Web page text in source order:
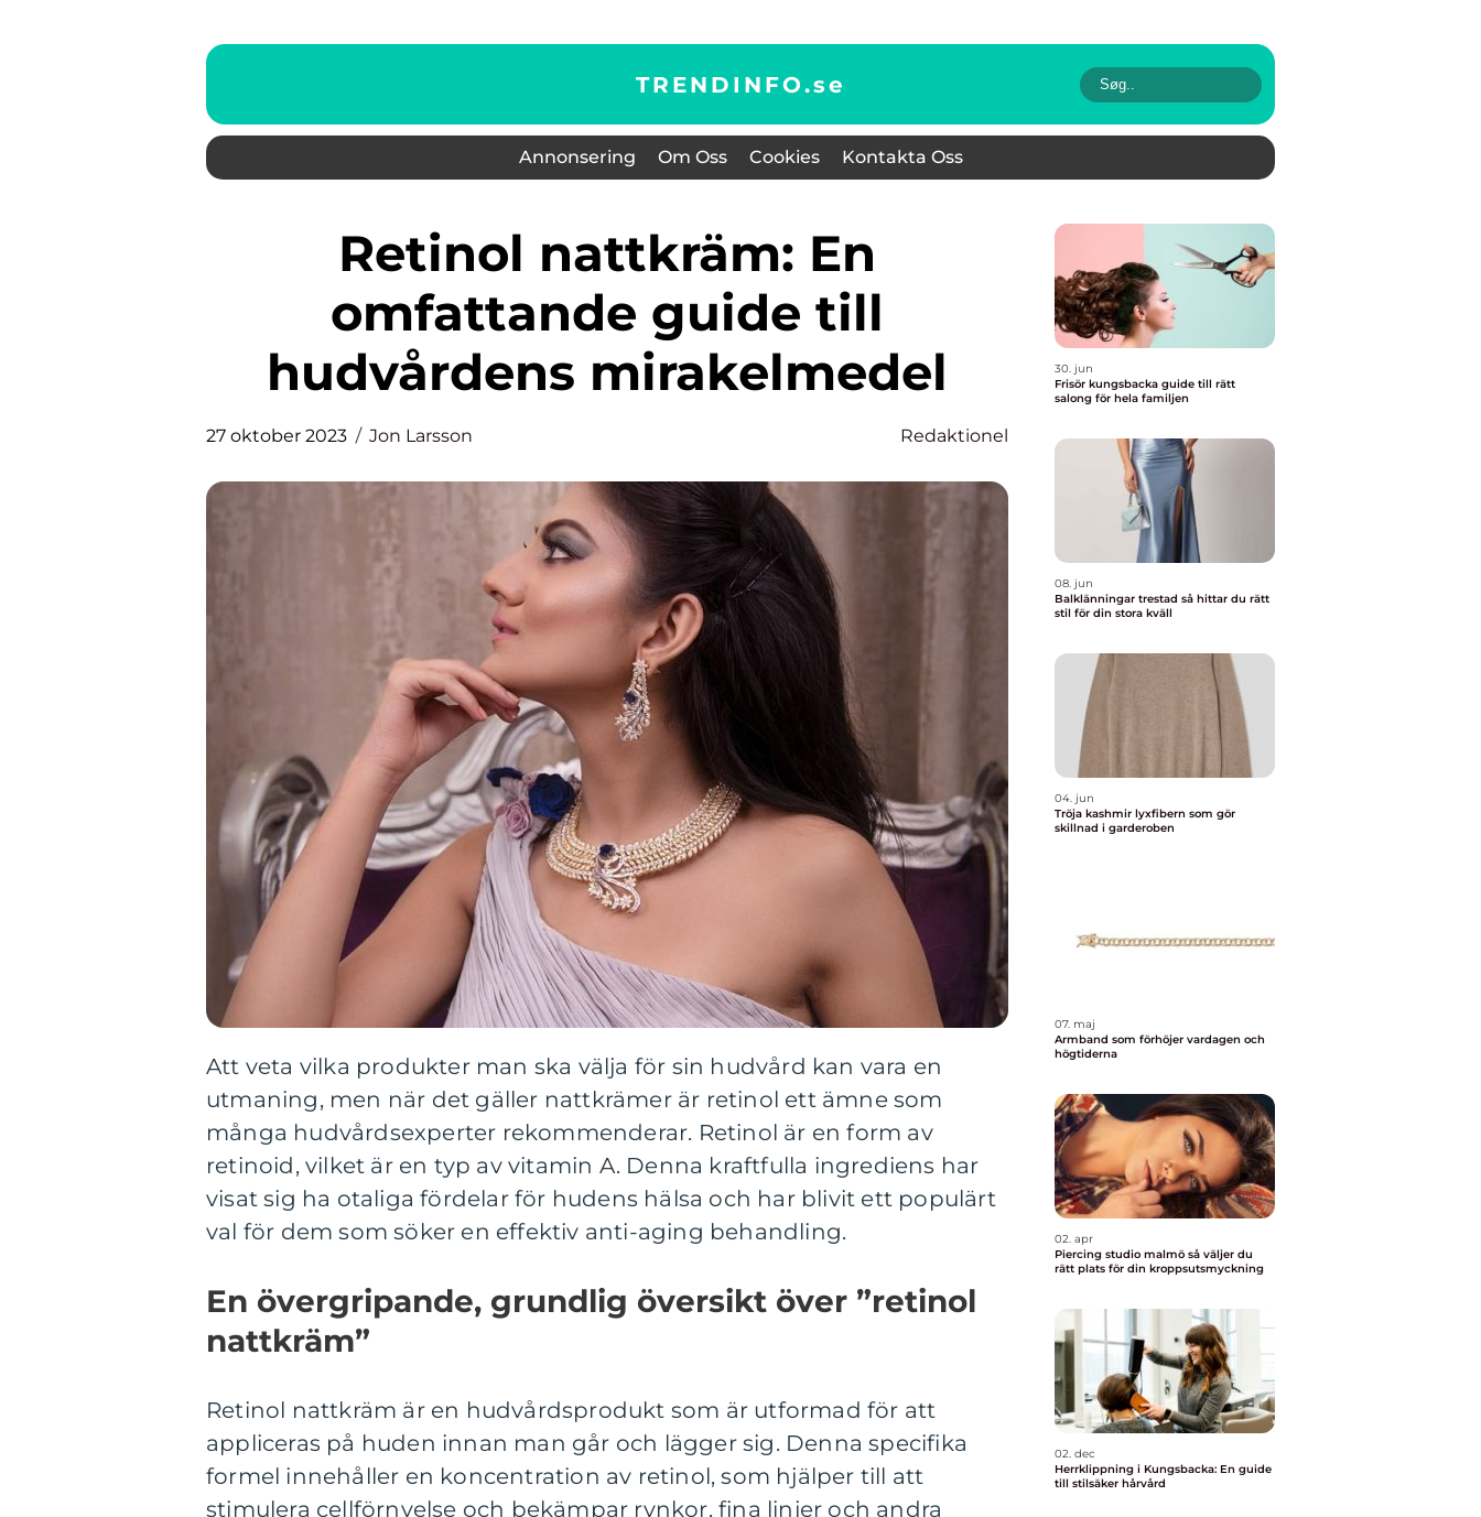
TRENDINFO.se
Annonsering Om Oss Cookies Kontakta Oss
Retinol nattkräm: En
omfattande guide till
hudvårdens mirakelmedel
27 oktober 2023 Jon Larsson Redaktionel
Att veta vilka produkter man ska välja för sin hudvård kan vara en
utmaning, men när det gäller nattkrämer är retinol ett ämne som
många hudvårdsexperter rekommenderar. Retinol är en form av
retinoid, vilket är en typ av vitamin A. Denna kraftfulla ingrediens har
visat sig ha otaliga fördelar för hudens hälsa och har blivit ett populärt
val för dem som söker en effektiv anti-aging behandling.
En övergripande, grundlig översikt över ”retinol
nattkräm”
Retinol nattkräm är en hudvårdsprodukt som är utformad för att
appliceras på huden innan man går och lägger sig. Denna specifika
formel innehåller en koncentration av retinol, som hjälper till att
stimulera cellförnyelse och bekämpar rynkor, fina linjer och andra
30. jun
Frisör kungsbacka guide till rätt
salong för hela familjen
08. jun
Balklänningar trestad så hittar du rätt
stil för din stora kväll
04. jun
Tröja kashmir lyxfibern som gör
skillnad i garderoben
07. maj
Armband som förhöjer vardagen och
högtiderna
02. apr
Piercing studio malmö så väljer du
rätt plats för din kroppsutsmyckning
02. dec
Herrklippning i Kungsbacka: En guide
till stilsäker hårvård